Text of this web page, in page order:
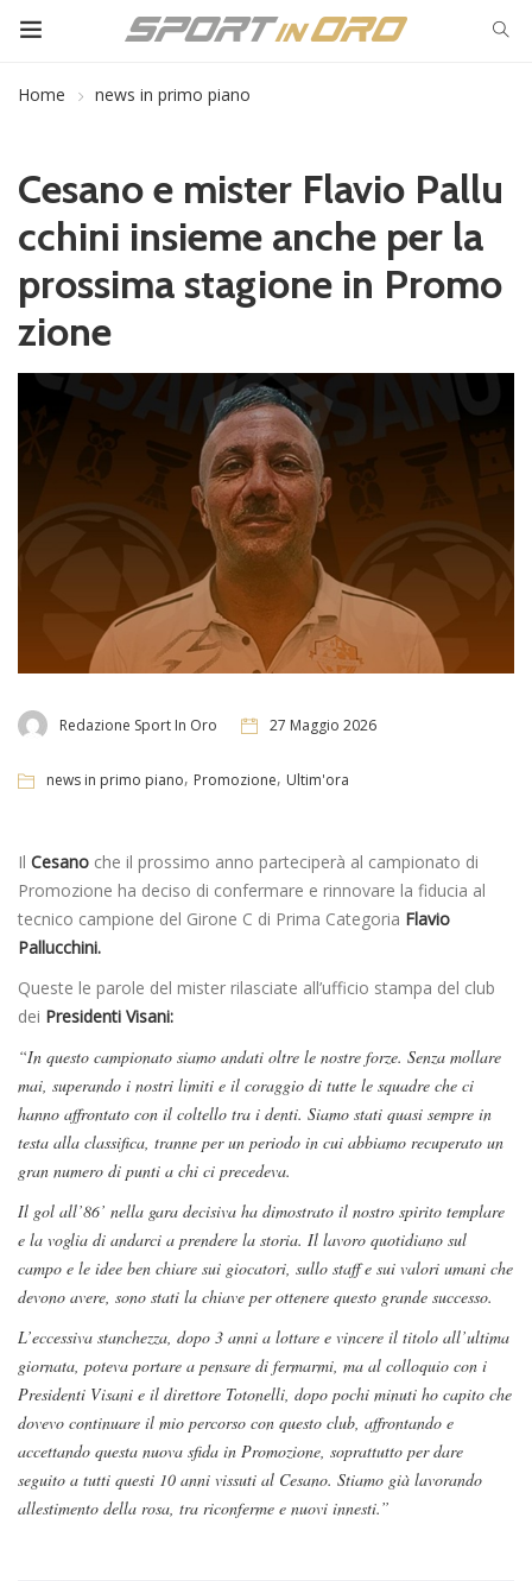
Home news in primo piano
Cesano e mister Flavio Pallu
cchini insieme anche per la
prossima stagione in Promo
zione
Redazione Sport In Oro 27 Maggio 2026
news in primo piano, Promozione, Ultim'ora
Il Cesano che il prossimo anno parteciperà al campionato di
Promozione ha deciso di confermare e rinnovare la fiducia al
tecnico campione del Girone C di Prima Categoria Flavio
Pallucchini.
Queste le parole del mister rilasciate all’ufficio stampa del club
dei Presidenti Visani:
“In questo campionato siamo andati oltre le nostre forze. Senza mollare
mai, superando i nostri limiti e il coraggio di tutte le squadre che ci
hanno affrontato con il coltello tra i denti. Siamo stati quasi sempre in
testa alla classifica, tranne per un periodo in cui abbiamo recuperato un
gran numero di punti a chi ci precedeva.
Il gol all’86’ nella gara decisiva ha dimostrato il nostro spirito templare
e la voglia di andarci a prendere la storia. Il lavoro quotidiano sul
campo e le idee ben chiare sui giocatori, sullo staff e sui valori umani che
devono avere, sono stati la chiave per ottenere questo grande successo.
L’eccessiva stanchezza, dopo 3 anni a lottare e vincere il titolo all’ultima
giornata, poteva portare a pensare di fermarmi, ma al colloquio con i
Presidenti Visani e il direttore Totonelli, dopo pochi minuti ho capito che
dovevo continuare il mio percorso con questo club, affrontando e
accettando questa nuova sfida in Promozione, soprattutto per dare
seguito a tutti questi 10 anni vissuti al Cesano. Stiamo già lavorando
allestimento della rosa, tra riconferme e nuovi innesti.”